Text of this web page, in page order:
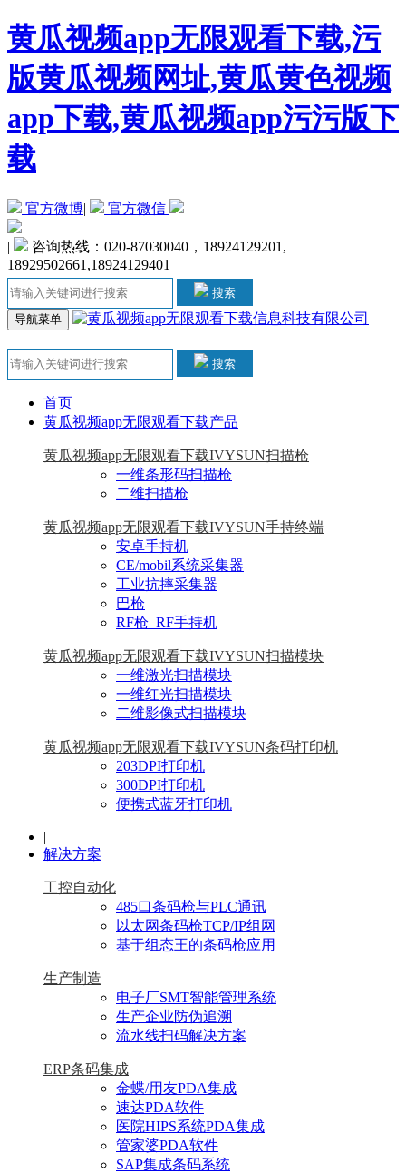
黄瓜视频app无限观看下载,污
版黄瓜视频网址,黄瓜黄色视频
app下载,黄瓜视频app污污版下
载
官方微博| 官方微信
|
咨询热线：020-87030040，18924129201,
18929502661,18924129401
搜索
导航菜单
搜索
首页
黄瓜视频app无限观看下载产品
黄瓜视频app无限观看下载IVYSUN扫描枪
一维条形码扫描枪
二维扫描枪
黄瓜视频app无限观看下载IVYSUN手持终端
安卓手持机
CE/mobil系统采集器
工业抗摔采集器
巴枪
RF枪_RF手持机
黄瓜视频app无限观看下载IVYSUN扫描模块
一维激光扫描模块
一维红光扫描模块
二维影像式扫描模块
黄瓜视频app无限观看下载IVYSUN条码打印机
203DPI打印机
300DPI打印机
便携式蓝牙打印机
|
解决方案
工控自动化
485口条码枪与PLC通讯
以太网条码枪TCP/IP组网
基于组态王的条码枪应用
生产制造
电子厂SMT智能管理系统
生产企业防伪追溯
流水线扫码解决方案
ERP条码集成
金蝶/用友PDA集成
速达PDA软件
医院HIPS系统PDA集成
管家婆PDA软件
SAP集成条码系统